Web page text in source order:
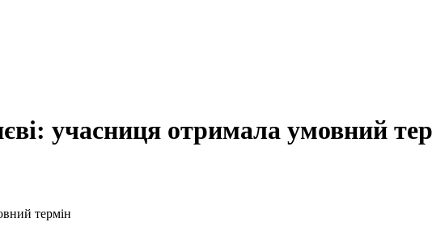
учасниця отримала умовний